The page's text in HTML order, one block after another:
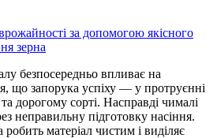
за допомогою якісного
зерна
безпосередньо впливає на
що запорука успіху — у протруєнні
дорогому сорті. Насправді чималі
неправильну підготовку насіння.
матеріал чистим і виділяє